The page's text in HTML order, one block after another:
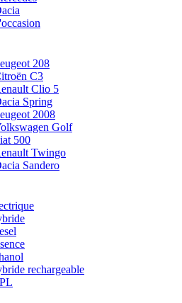
208
C3
Clio 5
Spring
2008
Golf
500
Twingo
Sandero
rechargeable